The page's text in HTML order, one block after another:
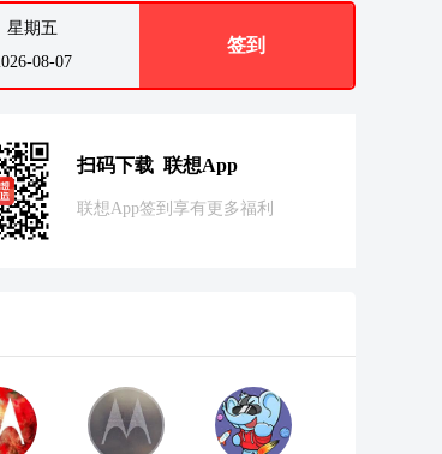
星期五
08-07
签到
扫码下载 联想App
联想App签到享有更多福利